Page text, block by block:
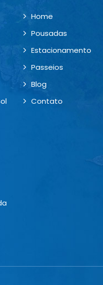
Home
Pousadas
Estacionamento
Passeios
Blog
Contato